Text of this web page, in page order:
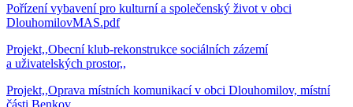
Pořízení vybavení pro kulturní a společenský život v obci
DlouhomilovMAS.pdf
Projekt,,Obecní klub-rekonstrukce sociálních zázemí
a uživatelských prostor,,
Projekt,,Oprava místních komunikací v obci Dlouhomilov, místní
části Benkov,,